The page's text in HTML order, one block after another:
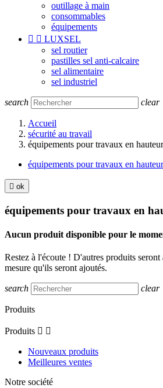
outillage à main
consommables
équipements
  LUXSEL
sel routier
pastilles sel anti-calcaire
sel alimentaire
sel industriel
search clear
Accueil
sécurité au travail
équipements pour travaux en hauteur
équipements pour travaux en hauteur
 ok
équipements pour travaux en
Aucun produit disponible pour le
Restez à l'écoute ! D'autres produits
mesure qu'ils seront ajoutés.
search clear
Produits
Produits  
Nouveaux produits
Meilleures ventes
Notre société